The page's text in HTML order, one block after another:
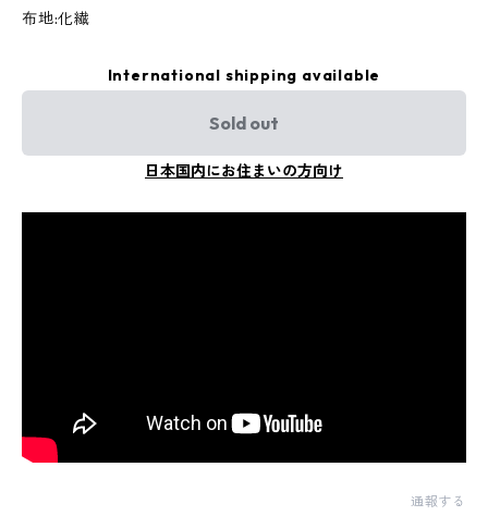
布地:化繊
International shipping available
Sold out
日本国内にお住まいの方向け
通報する